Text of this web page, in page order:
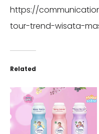
https://
tour-trend-wisata-
Related